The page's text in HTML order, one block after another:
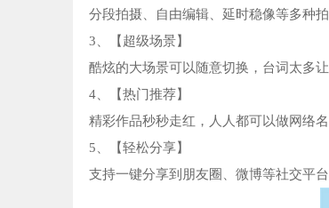
分段拍摄、自由编辑、延时稳像等多种
3、【超级场景】
酷炫的大场景可以随意切换，台词太多
4、【热门推荐】
精彩作品秒秒走红，人人都可以做网络名
5、【轻松分享】
支持一键分享到朋友圈、微博等社交平台